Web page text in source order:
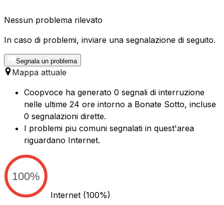
Nessun problema rilevato
In caso di problemi, inviare una segnalazione di seguito.
Segnala un problema
Mappa attuale
Coopvoce ha generato 0 segnali di interruzione
nelle ultime 24 ore intorno a Bonate Sotto, incluse
0 segnalazioni dirette.
I problemi piu comuni segnalati in quest'area
riguardano Internet.
100%
Internet (100%)